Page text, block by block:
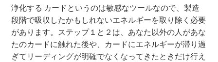
浄化する カードというのは敏感なツールなので、製造
段階で吸収したかもしれないエネルギーを取り除く必要
があります。ステップ１と２は、あなた以外の人があな
たのカードに触れた後や、カードにエネルギーが滞り過
ぎてリーディングが明確でなくなってきたときだけ行え